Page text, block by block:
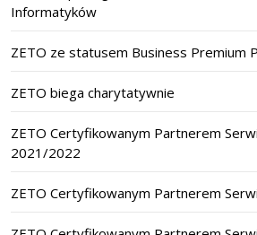
Informatyków
ZETO ze statusem Business Premium
ZETO biega charytatywnie
ZETO Certyfikowanym Partnerem
2021/2022
ZETO Certyfikowanym Partnerem